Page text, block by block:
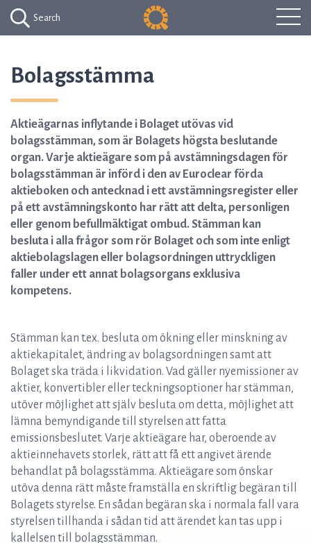
Search
Bolagsstämma
Aktieägarnas inflytande i Bolaget utövas vid
bolagsstämman, som är Bolagets högsta beslutande
organ. Varje aktieägare som på avstämningsdagen för
bolagsstämman är införd i den av Euroclear förda
aktieboken och antecknad i ett avstämningsregister eller
på ett avstämningskonto har rätt att delta, personligen
eller genom befullmäktigat ombud. Stämman kan
besluta i alla frågor som rör Bolaget och som inte enligt
aktiebolagslagen eller bolagsordningen uttryckligen
faller under ett annat bolagsorgans exklusiva
kompetens.
Stämman kan t.ex. besluta om ökning eller minskning av
aktiekapitalet, ändring av bolagsordningen samt att
Bolaget ska träda i likvidation. Vad gäller nyemissioner av
aktier, konvertibler eller teckningsoptioner har stämman,
utöver möjlighet att själv besluta om detta, möjlighet att
lämna bemyndigande till styrelsen att fatta
emissionsbeslutet. Varje aktieägare har, oberoende av
aktieinnehavets storlek, rätt att få ett angivet ärende
behandlat på bolagsstämma. Aktieägare som önskar
utöva denna rätt måste framställa en skriftlig begäran till
Bolagets styrelse. En sådan begäran ska i normala fall vara
styrelsen tillhanda i sådan tid att ärendet kan tas upp i
kallelsen till bolagsstämman.